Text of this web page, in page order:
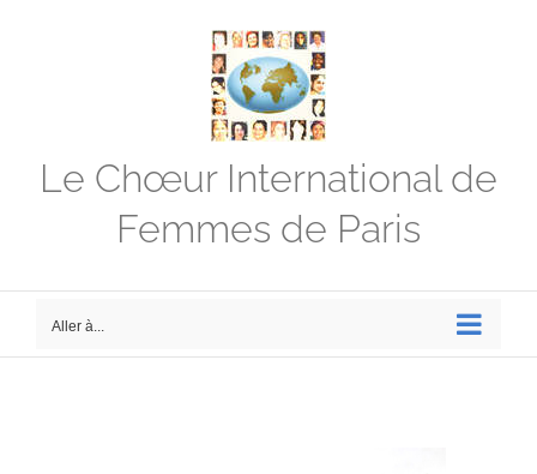
Le Chœur International de
Femmes de Paris
Aller à...